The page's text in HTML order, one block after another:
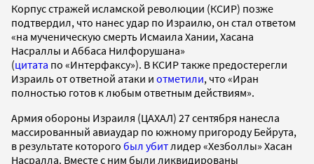
Корпус стражей исламской революции (КСИР) позже
подтвердил, что нанес удар по Израилю, он стал ответом
«на мученическую смерть Исмаила Хании, Хасана
Насраллы и Аббаса Нилфорушана»
(цитата по «Интерфаксу»). В КСИР также предостерегли
Израиль от ответной атаки и отметили, что «Иран
полностью готов к любым ответным действиям».
Армия обороны Израиля (ЦАХАЛ) 27 сентября нанесла
массированный авиаудар по южному пригороду Бейрута,
в результате которого был убит лидер «Хезболлы» Хасан
Насралла. Вместе с ним были ликвидированы